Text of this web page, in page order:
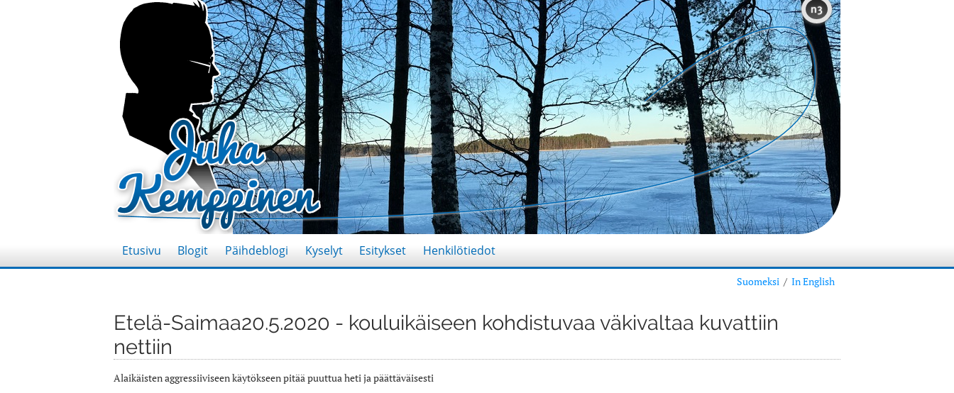
n3
Etusivu Blogit Päihdeblogi Kyselyt Esitykset Henkilötiedot
Suomeksi / In English
Etelä-Saimaa20.5.2020 - kouluikäiseen kohdistuvaa väkivaltaa kuvattiin
nettiin
Alaikäisten aggressiiviseen käytökseen pitää puuttua heti ja päättäväisesti